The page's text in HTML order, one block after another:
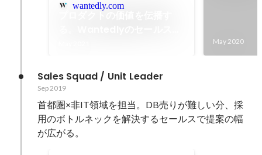
wantedly.com
Business Team Blog
May 2020
Sales Squad / Unit Leader
Sep 2019
首都圏×非IT領域を担当。DB売りが難しい分、採
用のボトルネックを解決するセールスで提案の幅
が広がる。